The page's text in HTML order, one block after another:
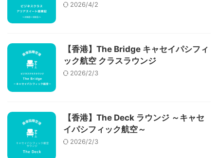
2026/4/2
【香港】The Bridge キャセイパシフィ
ック航空 クラスラウンジ
2026/2/3
【香港】The Deck ラウンジ ～キャセ
イパシフィック航空～
2026/2/3